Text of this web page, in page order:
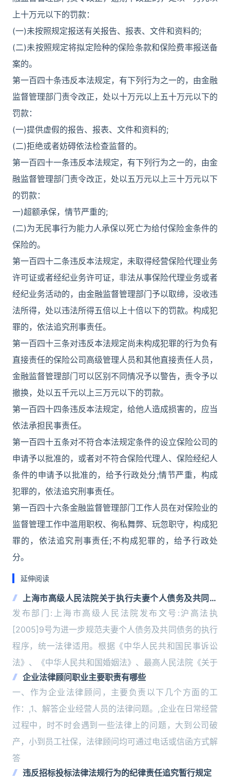
上十万元以下的罚款：
(一)未按照规定报送有关报告、报表、文件和资料的;
(二)未按照规定将拟定险种的保险条款和保险费率报送备
案的。
第一百四十条违反本法规定，有下列行为之一的，由金融
监督管理部门责令改正，处以十万元以上五十万元以下的
罚款：
(一)提供虚假的报告、报表、文件和资料的;
(二)拒绝或者妨碍依法检查监督的。
第一百四十一条违反本法规定，有下列行为之一的，由金
融监督管理部门责令改正，处以五万元以上三十万元以下
的罚款：
一)超额承保，情节严重的;
(二)为无民事行为能力人承保以死亡为给付保险金条件的
保险的。
第一百四十二条违反本法规定，未取得经营保险代理业务
许可证或者经纪业务许可证，非法从事保险代理业务或者
经纪业务活动的，由金融监督管理部门予以取缔，没收违
法所得，处以违法所得五倍以上十倍以下的罚款。构成犯
罪的，依法追究刑事责任。
第一百四十三条对违反本法规定尚未构成犯罪的行为负有
直接责任的保险公司高级管理人员和其他直接责任人员，
金融监督管理部门可以区别不同情况予以警告，责令予以
撤换，处以五千元以上三万元以下的罚款。
第一百四十四条违反本法规定，给他人造成损害的，应当
依法承担民事责任。
第一百四十五条对不符合本法规定条件的设立保险公司的
申请予以批准的，或者对不符合保险代理人、保险经纪人
条件的申请予以批准的，给予行政处分;情节严重，构成
犯罪的，依法追究刑事责任。
第一百四十六条金融监督管理部门工作人员在对保险业的
监督管理工作中滥用职权、徇私舞弊、玩忽职守，构成犯
罪的，依法追究刑事责任;不构成犯罪的，给予行政处
分。
延伸阅读
上海市高级人民法院关于执行夫妻个人债务及共同债
务案件法律适用
发布部门:上海市高级人民法院发布文号:沪高法执
[2005]9号为进一步规范夫妻个人债务及共同债务的执行
程序，统一法律适用。根据《中华人民共和国民事诉讼
法》、《中华人民共和国婚姻法》、最高人民法院《关于
企业法律顾问职业主要职责有哪些
一、作为企业法律顾问，主要负责以下几个方面的工
作：,1、解答企业经营人员的法律问题。,企业在日常经营
过程中，时不时会遇到一些法律上的问题，大到公司破
产，小到员工社保，法律顾问均可通过电话或信函方式解
答
违反招标投标法律法规行为的纪律责任追究暂行规定